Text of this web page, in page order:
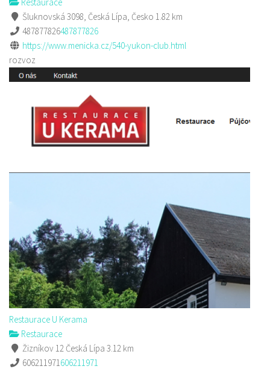
Šluknovská 3098, Česká Lípa, Česko 1.82 km
487877826487877826
https://www.menicka.cz/540-yukon-club.html
rozvoz
Restaurace U Kerama
Restaurace
Žizníkov 12 Česká Lípa 3.12 km
606211971606211971